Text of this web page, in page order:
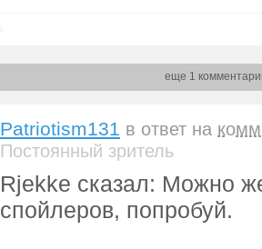
еще 1
Patriotism131 в ответ на
Постоянный зритель
Rjekke сказал: Можно
спойлеров, попробуй.